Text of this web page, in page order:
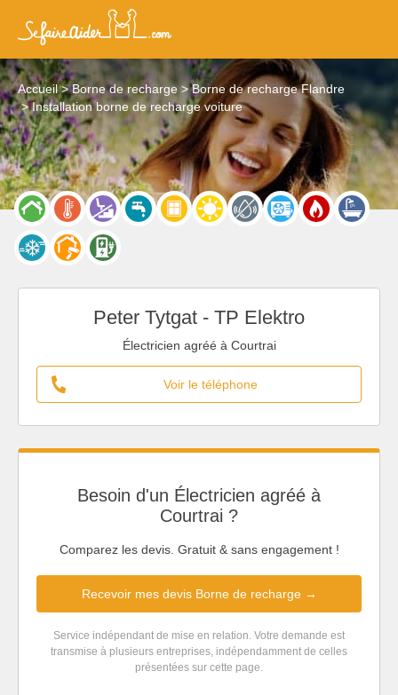
Accueil Borne de recharge
Borne de recharge Flandre
Installation borne de recharge voiture
Peter Tytgat - TP Elektro
Électricien agréé à Courtrai
Voir le téléphone
Besoin d'un Électricien agréé à
Courtrai ?
Comparez les devis. Gratuit & sans engagement !
Recevoir mes devis Borne de recharge →
Service indépendant de mise en relation. Votre demande est
transmise à plusieurs entreprises, indépendamment de celles
présentées sur cette page.